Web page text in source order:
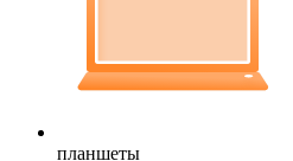
планшеты